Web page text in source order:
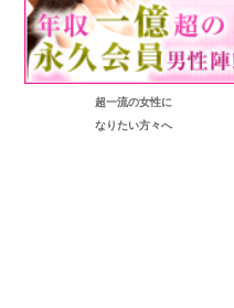
超一流の女性に
なりたい方々へ